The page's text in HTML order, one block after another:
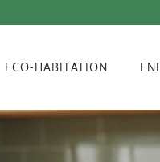
ECO-HABITATION